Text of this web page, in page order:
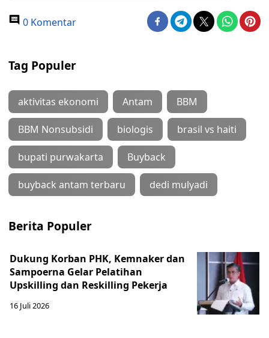
0 Komentar
Tag Populer
aktivitas ekonomi Antam BBM
BBM Nonsubsidi biologis brasil vs haiti
bupati purwakarta Buyback
buyback antam terbaru dedi mulyadi
Berita Populer
Dukung Korban PHK, Kemnaker dan
Sampoerna Gelar Pelatihan
Upskilling dan Reskilling Pekerja
16 Juli 2026